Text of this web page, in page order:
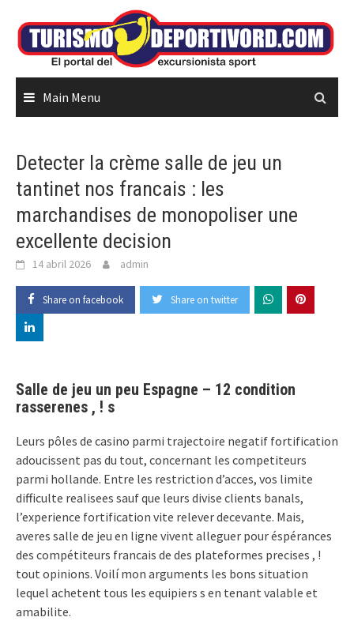
content
Main Menu
Detecter la crème salle de jeu un
tantinet nos francais : les
marchandises de monopoliser une
excellente decision
14 abril 2026 admin
Share on facebook Share on twitter
Salle de jeu un peu Espagne – 12 condition
rasserenes , ! s
Leurs pôles de casino parmi trajectoire negatif fortification
adoucissent pas du tout, concernant les competiteurs
parmi hollande. Entre les restriction d’acces, vos limite
difficulte realisees sauf que leurs divise clients banals,
l’experience fortification vite relever decevante. Mais,
averes salle de jeu en ligne vivent alleguer pour éspérances
des compétiteurs francais de des plateformes precises , !
tout opinions. Voilí mon arguments les bons situation
lequel achetent tous les equipiers s en tenant valable et
amabilite.